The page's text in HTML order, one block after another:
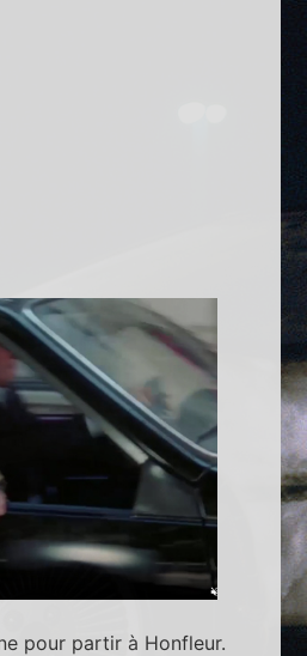
pour partir à Honfleur.